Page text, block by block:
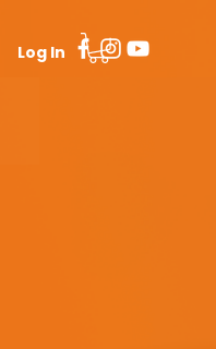
Log In